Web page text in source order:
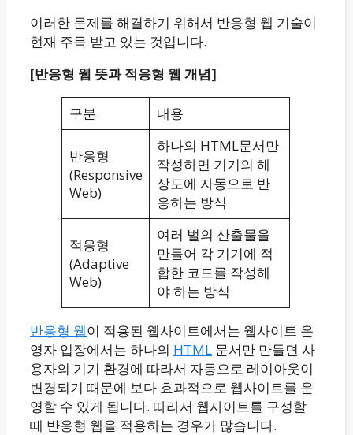
이러한 문제를 해결하기 위해서 반응형 웹 기술이
현재 주목 받고 있는 것입니다.
[반응형 웹 뜻과 적응형 웹 개념]
구분 내용
반응형
(Responsive
Web)
하나의 HTML문서만
작성하면 기기의 해
상도에 자동으로 반
응하는 방식
적응형
(Adaptive
Web)
여러 벌의 산출물을
만들어 각 기기에 적
합한 코드를 작성해
야 하는 방식
반응형 웹이 적용된 웹사이트에서는 웹사이트 운
영자 입장에서는 하나의 HTML 문서만 만들면 사
용자의 기기 환경에 따라서 자동으로 레이아웃이
변경되기 때문에 보다 효과적으로 웹사이트를 운
영할 수 있게 됩니다. 따라서 웹사이트를 구성할
때 반응형 웹을 적용하는 경우가 많습니다.